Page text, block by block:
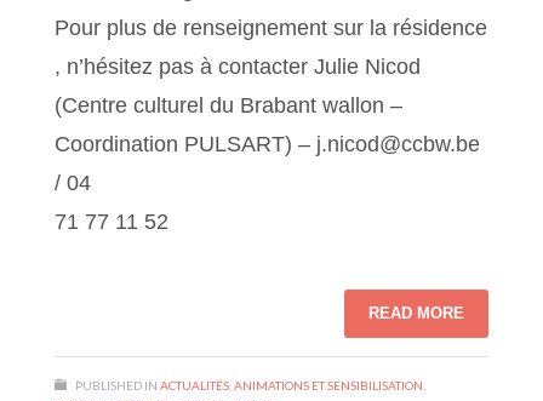
Pour plus de renseignement sur la résidence
, n’hésitez pas à contacter Julie Nicod
(Centre culturel du Brabant wallon –
Coordination PULSART) – j.nicod@ccbw.be
/ 04
71 77 11 52
READ MORE
PUBLISHED IN ACTUALITÉS ANIMATIONS ET SENSIBILISATION